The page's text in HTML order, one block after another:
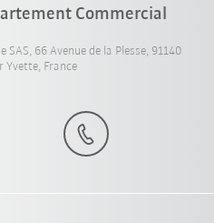
Commercial
66 Avenue de la Plesse, 91140
Yvette, France